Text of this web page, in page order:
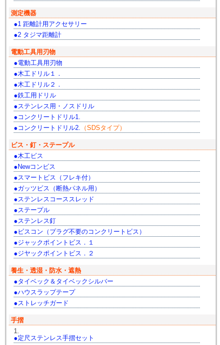
測定機器
1 距離計用アクセサリー
2 タジマ距離計
電動工具用刃物
電動工具用刃物
木工ドリル１．
木工ドリル２．
鉄工用ドリル
ステンレス用・ノスドリル
コンクリートドリル1.
コンクリートドリル2.
（SDSタイプ）
ビス・釘・ステープル
木工ビス
Newコンビス
スマートビス（フレキ付）
ガッツビス（断熱パネル用）
ステンレスコーススレッド
ステープル
ステンレス釘
ビスコン（プラグ不要のコンクリートビス）
ジャックポイントビス．１
ジヤックポイントビス．２
養生・透湿・防水・遮熱
タイベック＆タイベックシルバー
ハウスラップテープ
ストレッチガード
手摺
1.
定尺ステンレス手摺セット